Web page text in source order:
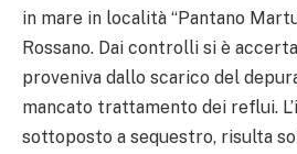
in mare in località “Pantano
Rossano. Dai controlli si è
proveniva dallo scarico del
mancato trattamento dei reflui.
sottoposto a sequestro, risulta